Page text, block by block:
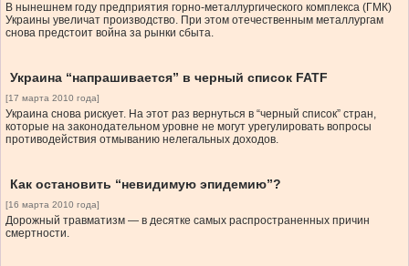
В нынешнем году предприятия горно-металлургического комплекса (ГМК)
Украины увеличат производство. При этом отечественным металлургам
снова предстоит война за рынки сбыта.
Украина “напрашивается” в черный список FATF
[17 марта 2010 года]
Украина снова рискует. На этот раз вернуться в “черный список” стран,
которые на законодательном уровне не могут урегулировать вопросы
противодействия отмыванию нелегальных доходов.
Как остановить “невидимую эпидемию”?
[16 марта 2010 года]
Дорожный травматизм — в десятке самых распространенных причин
смертности.